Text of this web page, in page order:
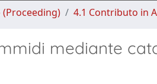
4.1 Contributo in
mediante